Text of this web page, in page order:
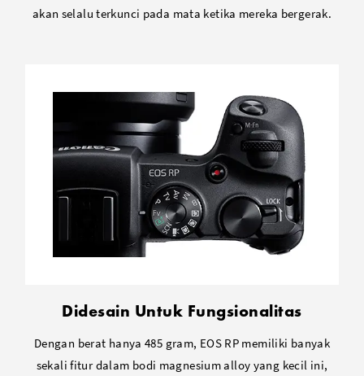
akan selalu terkunci pada mata ketika mereka bergerak.
Didesain Untuk Fungsionalitas
Dengan berat hanya 485 gram, EOS RP memiliki banyak
sekali fitur dalam bodi magnesium alloy yang kecil ini,